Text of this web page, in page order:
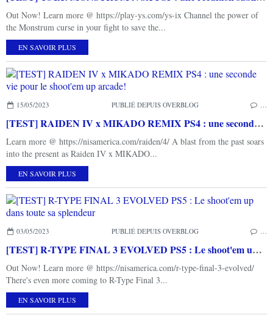
Out Now! Learn more @ https://play-ys.com/ys-ix Channel the power of
the Monstrum curse in your fight to save the...
EN SAVOIR PLUS
15/05/2023 PUBLIÉ DEPUIS OVERBLOG
[TEST] RAIDEN IV x MIKADO REMIX PS4 : une seconde vie pour le shoot'em up arcade!
Learn more @ https://nisamerica.com/raiden/4/ A blast from the past soars
into the present as Raiden IV x MIKADO...
EN SAVOIR PLUS
03/05/2023 PUBLIÉ DEPUIS OVERBLOG
[TEST] R-TYPE FINAL 3 EVOLVED PS5 : Le shoot'em up dans toute sa splendeur
Out Now! Learn more @ https://nisamerica.com/r-type-final-3-evolved/
There's even more coming to R-Type Final 3...
EN SAVOIR PLUS